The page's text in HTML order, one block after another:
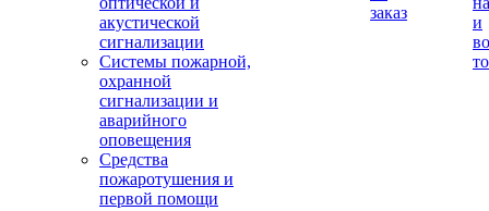
акустической
сигнализации
Системы пожарной,
охранной
сигнализации и
аварийного
оповещения
Средства
пожаротушения и
первой помощи
заказ
и